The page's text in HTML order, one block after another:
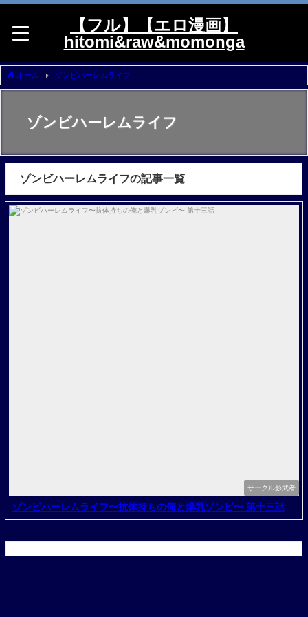
【フル】【エロ漫画】
hitomi&raw&momonga
ホーム ゾンビハーレムライフ
ゾンビハーレムライフ
ゾンビハーレムライフの記事一覧
サークル影武者
ゾンビハーレムライフ〜抗体持ちの俺と爆乳ゾンビ〜 第十三話